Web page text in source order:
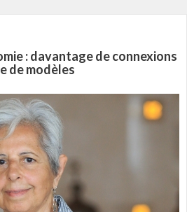
: davantage de connexions
de modèles